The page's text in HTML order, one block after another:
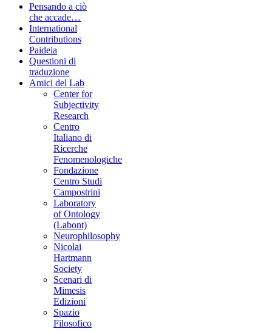
Pensando a ciò
che accade…
International
Contributions
Paideia
Questioni di
traduzione
Amici del Lab
Center for
Subjectivity
Research
Centro
Italiano di
Ricerche
Fenomenologiche
Fondazione
Centro Studi
Campostrini
Laboratory
of Ontology
(Labont)
Neurophilosophy
Nicolai
Hartmann
Society
Scenari di
Mimesis
Edizioni
Spazio
Filosofico